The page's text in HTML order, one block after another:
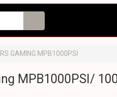
GAMING MPB1000PSI
MPB1000PSI/